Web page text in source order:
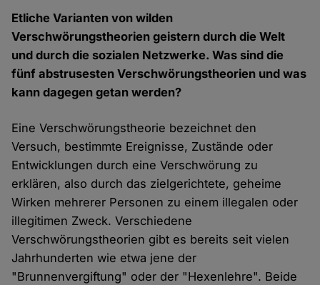
Etliche Varianten von wilden
Verschwörungstheorien geistern durch die Welt
und durch die sozialen Netzwerke. Was sind die
fünf abstrusesten Verschwörungstheorien und was
kann dagegen getan werden?
Eine Verschwörungstheorie bezeichnet den
Versuch, bestimmte Ereignisse, Zustände oder
Entwicklungen durch eine Verschwörung zu
erklären, also durch das zielgerichtete, geheime
Wirken mehrerer Personen zu einem illegalen oder
illegitimen Zweck. Verschiedene
Verschwörungstheorien gibt es bereits seit vielen
Jahrhunderten wie etwa jene der
"Brunnenvergiftung" oder der "Hexenlehre". Beide